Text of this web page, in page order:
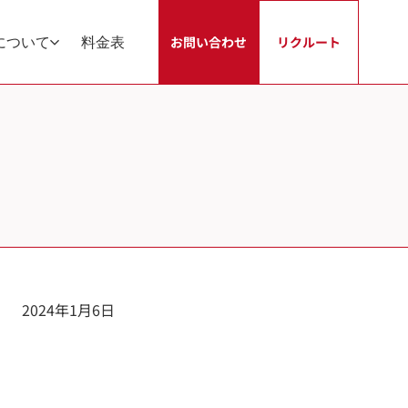
ついて 料金表 お問い合わせ リクルート
2024年1月6日